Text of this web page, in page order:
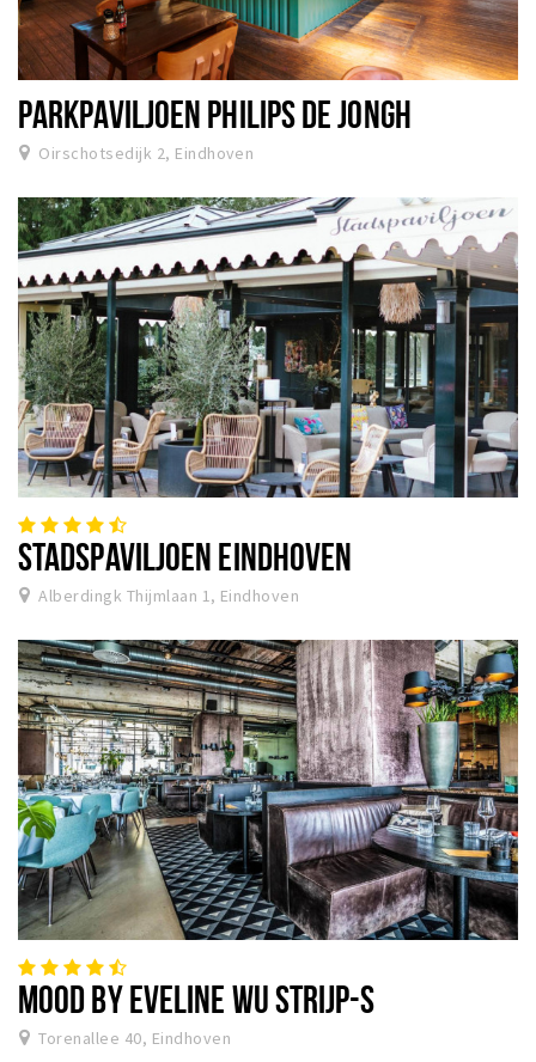
PARKPAVILJOEN PHILIPS DE JONGH
Oirschotsedijk 2, Eindhoven
STADSPAVILJOEN EINDHOVEN
Alberdingk Thijmlaan 1, Eindhoven
MOOD BY EVELINE WU STRIJP-S
Torenallee 40, Eindhoven